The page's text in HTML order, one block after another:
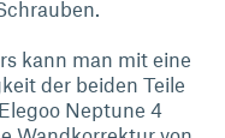
kann man mit eine
der beiden Teile
Neptune 4